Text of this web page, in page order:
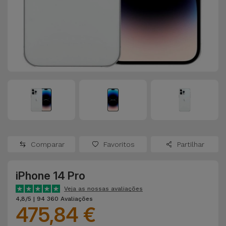
Dyson
TCL
Recondicionados
Recondicionados
tudo
Películas
Carregadores
e Colunas
Smartwatches
e Braceletes
Correntes
Comparar Favoritos Partilhar
iPhone 14 Pro
Veja as nossas avaliações
4,8/5 | 94 360 Avaliações
475,84 €